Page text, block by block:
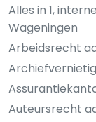
Alles in 1,
Wageningen
Arbeidsrecht
Auteursrecht